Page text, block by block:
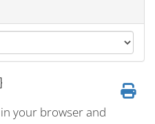
your browser and